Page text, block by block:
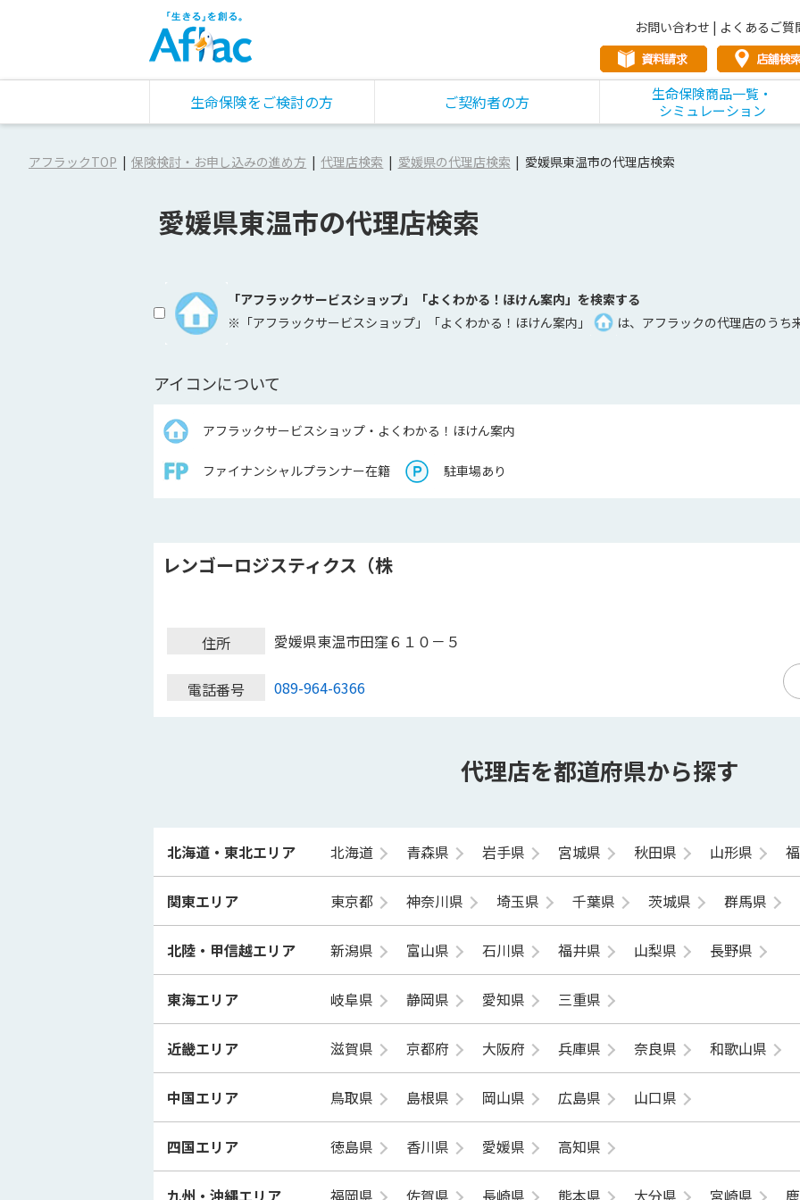
お問い合わせ | よくあるご質
生命保険をご検討の方 ご契約者の方
生命保険商品一覧・
シミュレーション
アフラックTOP 保険検討・お申し込みの進め方 代理店検索 愛媛県の代理店検索 愛媛県東温市の代理店検索
愛媛県東温市の代理店検索
「アフラックサービスショップ」「よくわかる！ほけん案内」を検索する
※「アフラックサービスショップ」「よくわかる！ほけん案内」
は、アフラックの代理店のうち
アイコンについて
アフラックサービスショップ・よくわかる！ほけん案内
ファイナンシャルプランナー在籍 駐車場あり
レンゴーロジスティクス（株
住所 愛媛県東温市田窪６１０－５
電話番号 089-964-6366
代理店を都道府県から探す
北海道・東北エリア 北海道 青森県 岩手県 宮城県 秋田県 山形県
関東エリア 東京都 神奈川県 埼玉県 千葉県 茨城県 群馬県
北陸・甲信越エリア 新潟県 富山県 石川県 福井県 山梨県 長野県
東海エリア 岐阜県 静岡県 愛知県 三重県
近畿エリア 滋賀県 京都府 大阪府 兵庫県 奈良県 和歌山県
中国エリア 鳥取県 島根県 岡山県 広島県 山口県
四国エリア 徳島県 香川県 愛媛県 高知県
九州・沖縄エリア 福岡県 佐賀県 長崎県 熊本県 大分県 宮崎県